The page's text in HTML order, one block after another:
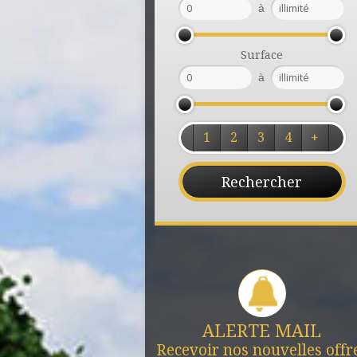
à
Surface
à
1 2 3 4 +
ALERTE MAIL
Recevoir nos nouvelles